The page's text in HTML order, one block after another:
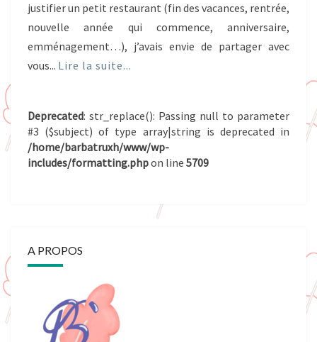
justifier un petit restaurant (fin des vacances, rentrée,
nouvelle année qui commence, anniversaire,
emménagement…), j’avais envie de partager avec
vous... Lire la suite...
Deprecated: str_replace(): Passing null to parameter
#3 ($subject) of type array|string is deprecated in
/home/barbatruxh/www/wp-
includes/formatting.phpon line 5709
A PROPOS